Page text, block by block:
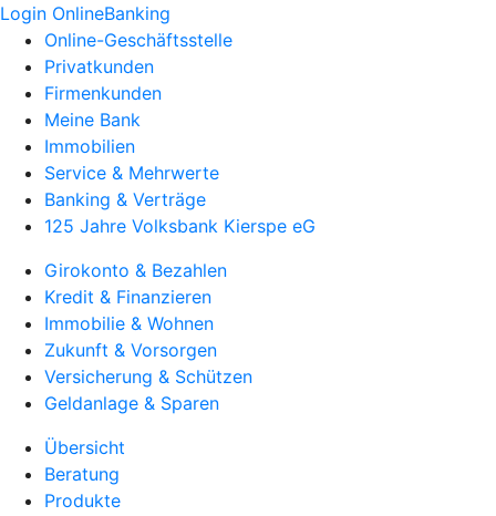
Login OnlineBanking
Online-Geschäftsstelle
Privatkunden
Firmenkunden
Meine Bank
Immobilien
Service & Mehrwerte
Banking & Verträge
125 Jahre Volksbank Kierspe eG
Girokonto & Bezahlen
Kredit & Finanzieren
Immobilie & Wohnen
Zukunft & Vorsorgen
Versicherung & Schützen
Geldanlage & Sparen
Übersicht
Beratung
Produkte